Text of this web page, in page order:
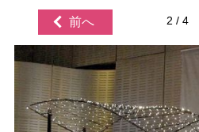
前へ 2 / 4